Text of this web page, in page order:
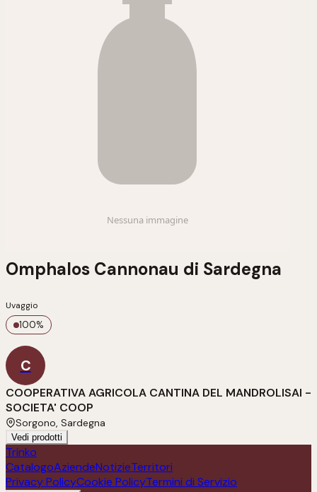
Omphalos Cannonau di Sardegna
Uvaggio
100%
C
COOPERATIVA AGRICOLA CANTINA DEL MANDROLISAI -
SOCIETA' COOP
Sorgono, Sardegna
Vedi prodotti
Trinko
CatalogoAziendeNotizieTerritori
Privacy PolicyCookie PolicyTermini di Servizio